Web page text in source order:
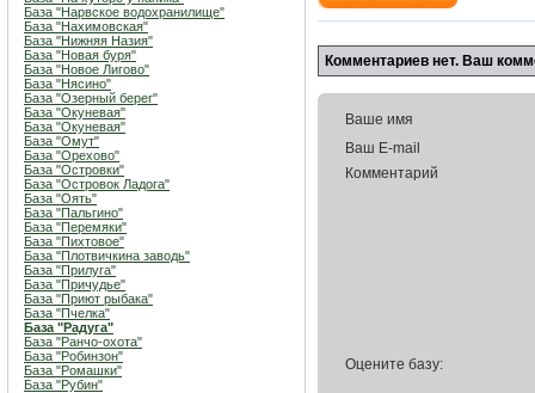
База "Нарвское водохранилище"
База "Нахимовская"
База "Нижняя Назия"
База "Новая буря"
База "Новое Лигово"
База "Нясино"
База "Озерный берег"
База "Окуневая"
База "Окуневая"
База "Омут"
База "Орехово"
База "Островки"
База "Островок Ладога"
База "Оять"
База "Пальгино"
База "Перемяки"
База "Пихтовое"
База "Плотвичкина заводь"
База "Прилуга"
База "Причудье"
База "Приют рыбака"
База "Пчелка"
База "Радуга"
База "Ранчо-охота"
База "Робинзон"
База "Ромашки"
База "Рубин"
Комментариев нет. Ваш
Ваше имя
Ваш E-mail
Комментарий
Оцените базу: